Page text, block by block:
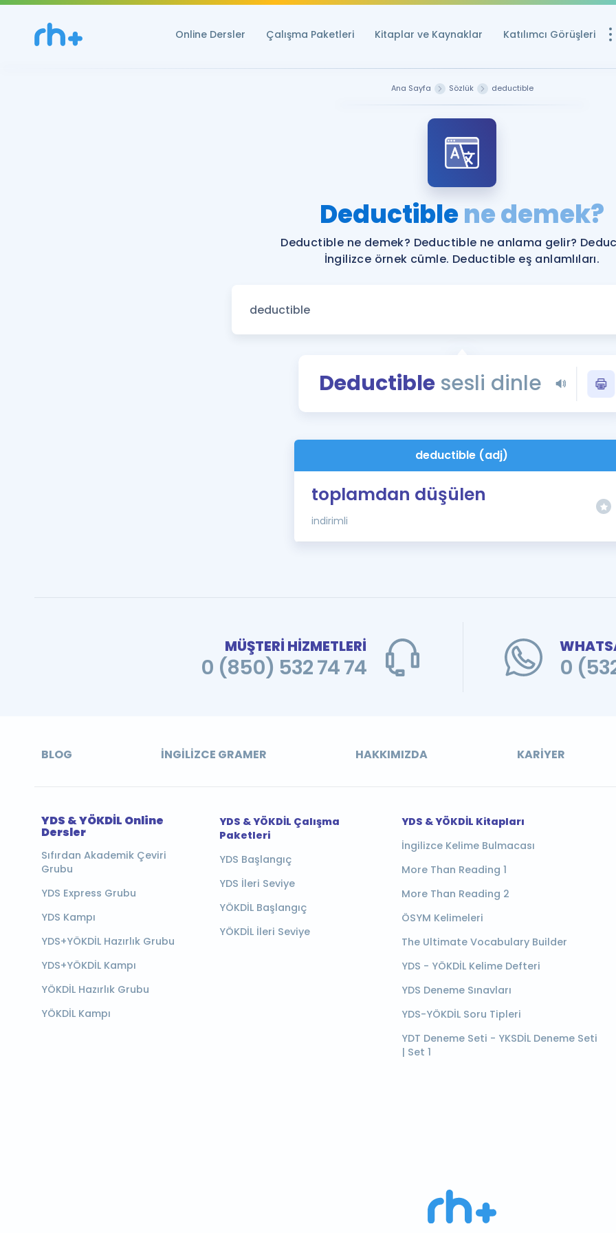
Online Dersler Çalışma Paketleri Kitaplar ve Kaynaklar Katılımcı Görüşleri
Ücretsiz
YDS ve YÖKDİL
YDS ve YÖKDİL'e
Tüm ÖSYM
YDS - YÖKDİL
İngilizce
Ana Sayfa Sözlük deductible
Deductiblene demek?
Deductible ne demek? Deductible ne anlama gelir?
İngilizce örnek cümle. Deductible eş anlamlıları.
Deductible sesli dinle
deductible (adj)
toplamdan düşülen
indirimli
MÜŞTERİ HİZMETLERİ
0 (850) 532 74 74 0
BLOG İNGILIZCE GRAMER HAKKIMIZDA KARIYER
YDS & YÖKDİL Online
Dersler
Sıfırdan Akademik Çeviri
Grubu
YDS Express Grubu
YDS Kampı
YDS+YÖKDİL Hazırlık Grubu
YDS+YÖKDİL Kampı
YÖKDİL Hazırlık Grubu
YÖKDİL Kampı
YDS & YÖKDİL Çalışma
Paketleri
YDS Başlangıç
YDS İleri Seviye
YÖKDİL Başlangıç
YÖKDİL İleri Seviye
YDS & YÖKDİL Kitapları
İngilizce Kelime Bulmacası
More Than Reading 1
More Than Reading 2
ÖSYM Kelimeleri
The Ultimate Vocabulary Builder
YDS - YÖKDİL Kelime Defteri
YDS Deneme Sınavları
YDS-YÖKDİL Soru Tipleri
YDT Deneme Seti - YKSDİL Deneme Seti
| Set 1